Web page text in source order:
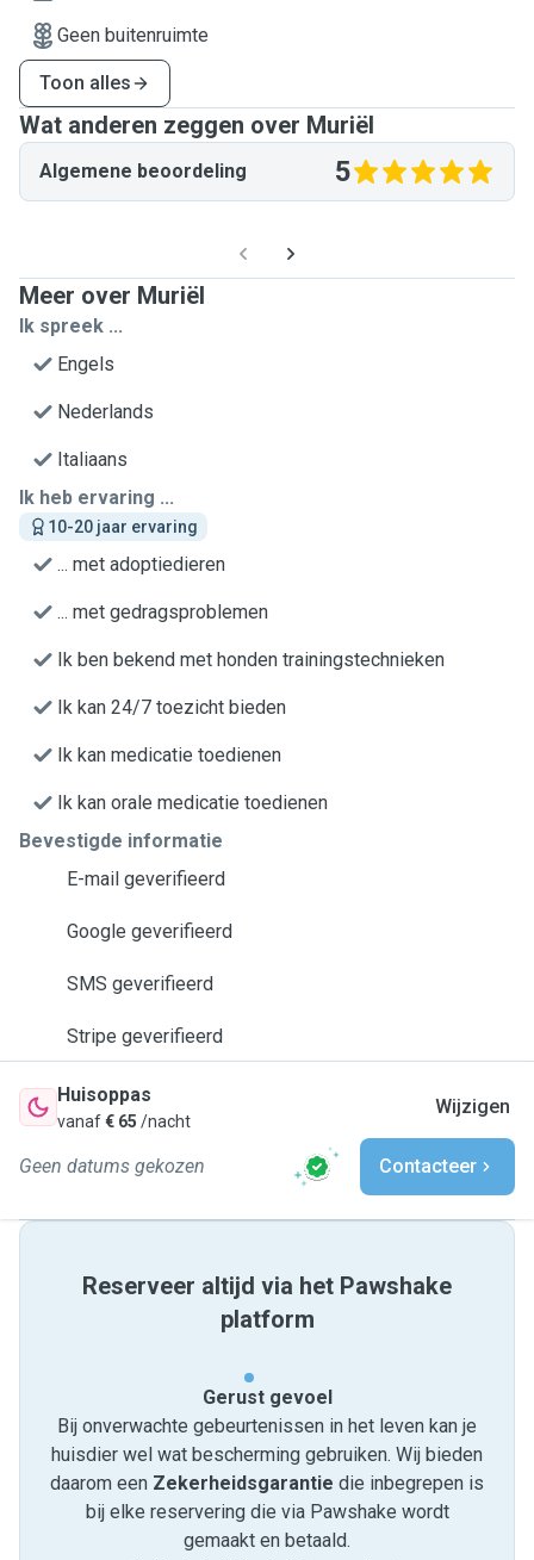
Geen buitenruimte
Toon alles
Wat anderen zeggen over Muriël
Algemene beoordeling 5
Meer over Muriël
Ik spreek ...
Engels
Nederlands
Italiaans
Ik heb ervaring ...
10-20 jaar ervaring
... met adoptiedieren
... met gedragsproblemen
Ik ben bekend met honden trainingstechnieken
Ik kan 24/7 toezicht bieden
Ik kan medicatie toedienen
Ik kan orale medicatie toedienen
Bevestigde informatie
E-mail geverifieerd
Google geverifieerd
SMS geverifieerd
Stripe geverifieerd
Huisoppas
vanaf€ 65 /nacht
Wijzigen
Geen datums gekozen Contacteer
Reserveer altijd via het Pawshake
platform
Gerust gevoel
Bij onverwachte gebeurtenissen in het leven kan je
huisdier wel wat bescherming gebruiken. Wij bieden
daarom een Zekerheidsgarantie die inbegrepen is
bij elke reservering die via Pawshake wordt
gemaakt en betaald.